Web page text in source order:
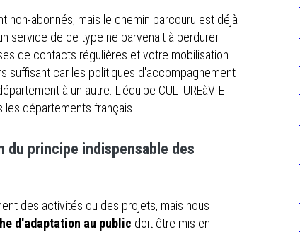
abonnés, mais le chemin parcouru est déjà
service de ce type ne parvenait à perdurer.
de contacts régulières et votre mobilisation
suffisant car les politiques d'accompagnement
à un autre. L'équipe CULTUREàVIE
départements français.
du principe indispensable des
des activités ou des projets, mais nous
d'adaptation au public doit être mis en